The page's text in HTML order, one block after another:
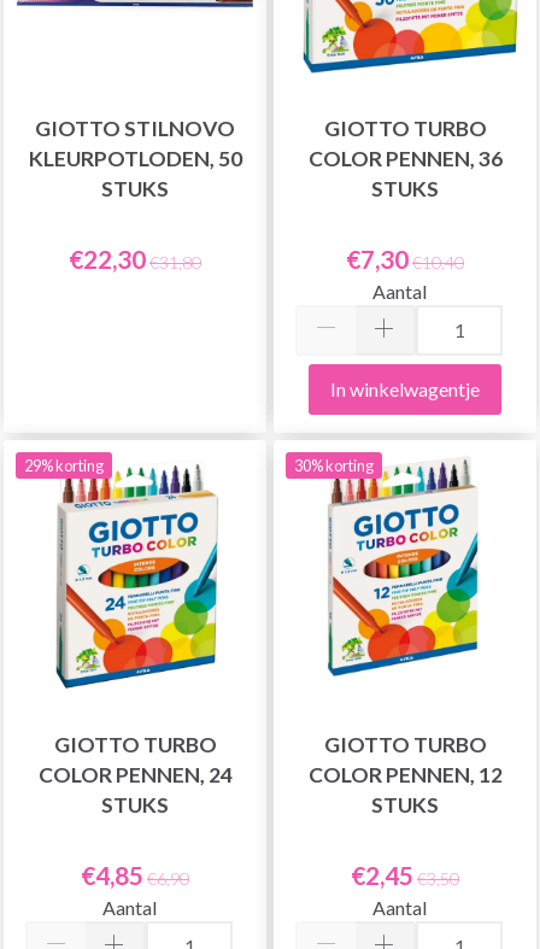
GIOTTO STILNOVO
KLEURPOTLODEN, 50
STUKS
€22,30€31,80
GIOTTO TURBO
COLOR PENNEN, 36
STUKS
€7,30€10,40
Aantal
In winkelwagentje
29% korting
GIOTTO TURBO
COLOR PENNEN, 24
STUKS
€4,85 €6,90
Aantal
30% korting
GIOTTO TURBO
COLOR PENNEN, 12
STUKS
€2,45 €3,50
Aantal